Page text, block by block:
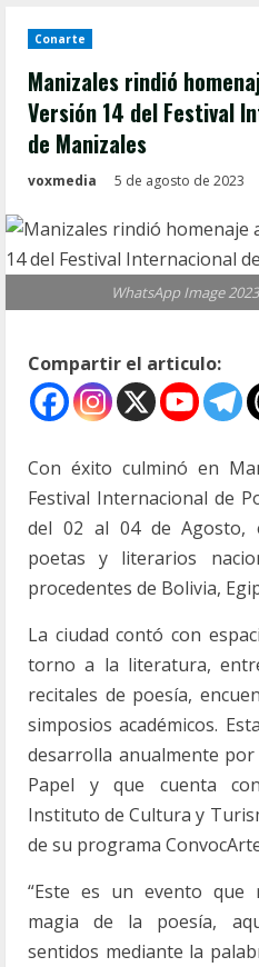
Conarte
Manizales rindió
Versión 14 del Festival
de Manizales
voxmedia 5 de agosto de 2023
WhatsApp Image
Compartir el articulo:
Con éxito culminó en
Festival Internacional de
del 02 al 04 de Agosto,
poetas y literarios
procedentes de Bolivia,
La ciudad contó con
torno a la literatura,
recitales de poesía,
simposios académicos.
desarrolla anualmente
Papel y que cuenta
Instituto de Cultura y
de su programa
“Este es un evento que
magia de la poesía,
sentidos mediante la